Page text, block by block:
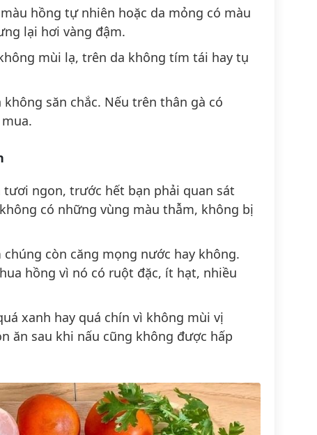
hồng tự nhiên hoặc da mỏng có màu
lại hơi vàng đậm.
mùi lạ, trên da không tím tái hay tụ
săn chắc. Nếu trên thân gà có
ngon, trước hết bạn phải quan sát
có những vùng màu thẫm, không bị
còn căng mọng nước hay không.
hồng vì nó có ruột đặc, ít hạt, nhiều
xanh hay quá chín vì không mùi vị
ăn sau khi nấu cũng không được hấp